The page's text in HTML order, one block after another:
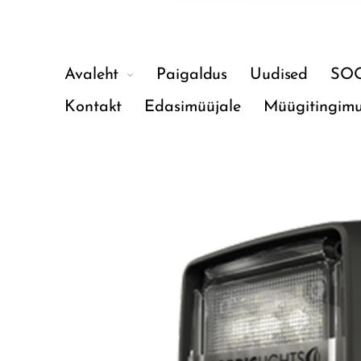
Avaleht Paigaldus Uudised
Kontakt
Edasimüüjale